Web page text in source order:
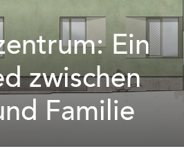
Ein
zwischen
Familie